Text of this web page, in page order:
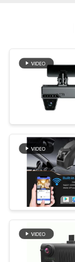
KUTIPAN
SITEMAP
KEBIJAKAN
PRIBADI